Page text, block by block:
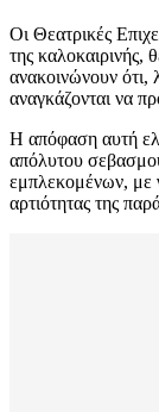
Οι Θεατρικές
της καλοκαιρινής,
ανακοινώνουν ότι,
αναγκάζονται να
Η απόφαση αυτή
απόλυτου
εμπλεκομένων, με
αρτιότητας της